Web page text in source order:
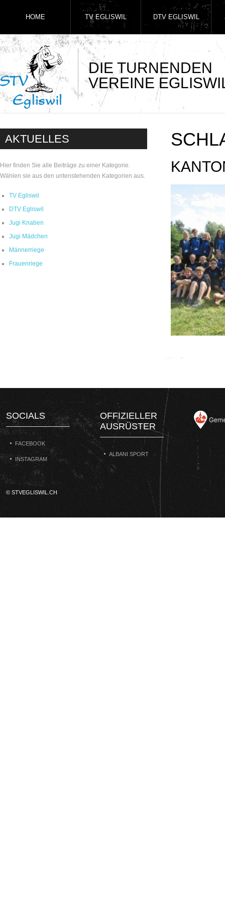
DIE TURNENDEN
VEREINE
HOME TV EGLISWIL DTV EGLISWIL
AKTUELLES
Hier finden Sie alle Beiträge zu einer Kategorie.
Wählen sie aus den untenstehenden Kategorien aus.
TV Egliswil
DTV Egliswil
Jugi Knaben
Jugi Mädchen
Männerriege
Frauenriege
SOCIALS
FACEBOOK
INSTAGRAM
OFFIZIELLER
AUSRÜSTER
ALBANI SPORT
© STVEGLISWIL.CH